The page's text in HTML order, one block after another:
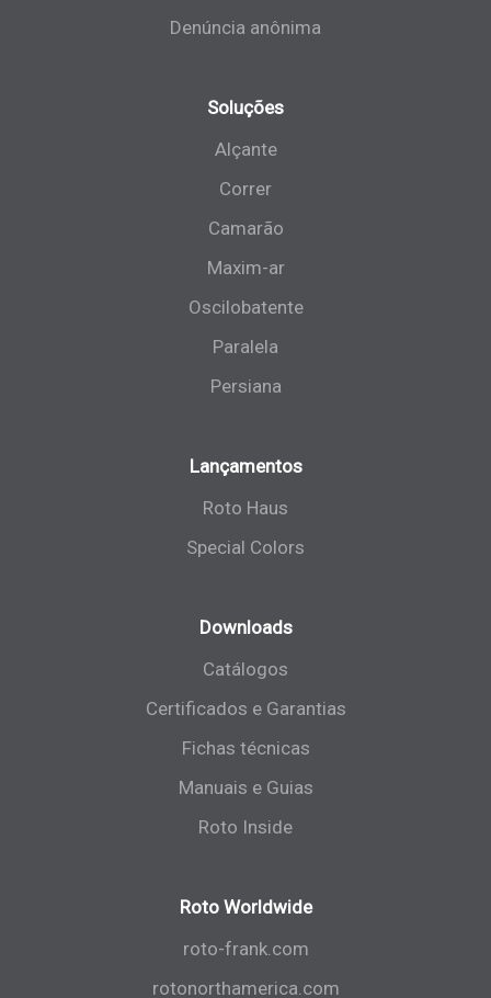
Denúncia anônima
Soluções
Alçante
Correr
Camarão
Maxim-ar
Oscilobatente
Paralela
Persiana
Lançamentos
Roto Haus
Special Colors
Downloads
Catálogos
Certificados e Garantias
Fichas técnicas
Manuais e Guias
Roto Inside
Roto Worldwide
roto-frank.com
rotonorthamerica.com